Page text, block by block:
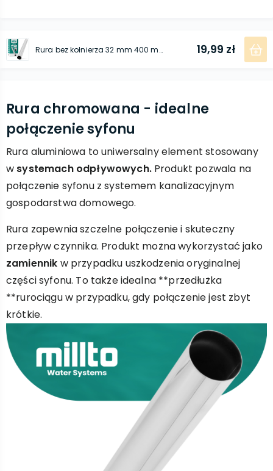
Rura bez kołnierza 32 mm 400 mm chromowana 19,99 zł
Rura chromowana - idealne
połączenie syfonu
Rura aluminiowa to uniwersalny element stosowany
w systemach odpływowych.Produkt pozwala na
połączenie syfonu z systemem kanalizacyjnym
gospodarstwa domowego.
Rura zapewnia szczelne połączenie i skuteczny
przepływ czynnika. Produkt można wykorzystać jako
zamiennik w przypadku uszkodzenia oryginalnej
części syfonu. To także idealna **przedłużka
**rurociągu w przypadku, gdy połączenie jest zbyt
krótkie.